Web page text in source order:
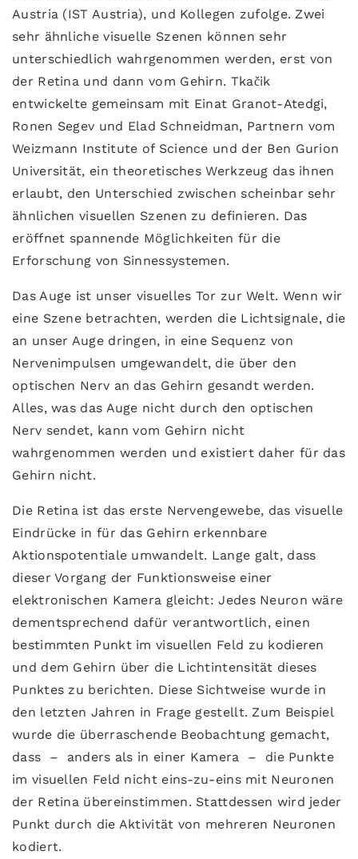
Austria (IST Austria), und Kollegen zufolge. Zwei
sehr ähnliche visuelle Szenen können sehr
unterschiedlich wahrgenommen werden, erst von
der Retina und dann vom Gehirn. Tkačik
entwickelte gemeinsam mit Einat Granot-Atedgi,
Ronen Segev und Elad Schneidman, Partnern vom
Weizmann Institute of Science und der Ben Gurion
Universität, ein theoretisches Werkzeug das ihnen
erlaubt, den Unterschied zwischen scheinbar sehr
ähnlichen visuellen Szenen zu definieren. Das
eröffnet spannende Möglichkeiten für die
Erforschung von Sinnessystemen.
Das Auge ist unser visuelles Tor zur Welt. Wenn wir
eine Szene betrachten, werden die Lichtsignale, die
an unser Auge dringen, in eine Sequenz von
Nervenimpulsen umgewandelt, die über den
optischen Nerv an das Gehirn gesandt werden.
Alles, was das Auge nicht durch den optischen
Nerv sendet, kann vom Gehirn nicht
wahrgenommen werden und existiert daher für das
Gehirn nicht.
Die Retina ist das erste Nervengewebe, das visuelle
Eindrücke in für das Gehirn erkennbare
Aktionspotentiale umwandelt. Lange galt, dass
dieser Vorgang der Funktionsweise einer
elektronischen Kamera gleicht: Jedes Neuron wäre
dementsprechend dafür verantwortlich, einen
bestimmten Punkt im visuellen Feld zu kodieren
und dem Gehirn über die Lichtintensität dieses
Punktes zu berichten. Diese Sichtweise wurde in
den letzten Jahren in Frage gestellt. Zum Beispiel
wurde die überraschende Beobachtung gemacht,
dass – anders als in einer Kamera – die Punkte
im visuellen Feld nicht eins-zu-eins mit Neuronen
der Retina übereinstimmen. Stattdessen wird jeder
Punkt durch die Aktivität von mehreren Neuronen
kodiert.